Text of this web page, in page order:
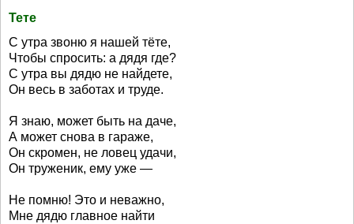
Тете
С утра звоню я нашей тёте,
Чтобы спросить: а дядя где?
С утра вы дядю не найдете,
Он весь в заботах и труде.
Я знаю, может быть на даче,
А может снова в гараже,
Он скромен, не ловец удачи,
Он труженик, ему уже —
Не помню! Это и неважно,
Мне дядю главное найти